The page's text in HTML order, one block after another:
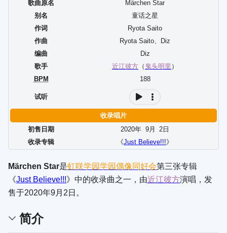
歌曲原名
Märchen Star
别名
童话之星
作词
Ryota Saito
作曲
Ryota Saito、
Diz
编曲
Diz
歌手
近江彼方 （ 鬼头明里 ）
BPM
188
试听
收录唱片
初售日期
2020年 9月 2 日
收录专辑
《Just Believe!!!》
Märchen Star是虹咲学园学园偶像同好会第三张专辑
《Just Believe!!!》中的收录曲之一，由近江彼方演唱，发
售于2020年9月2日。
简介